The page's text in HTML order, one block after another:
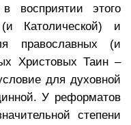
восприятии этого
Католической) и
православных (и
Христовых Таин –
для духовной
У реформатов
степени